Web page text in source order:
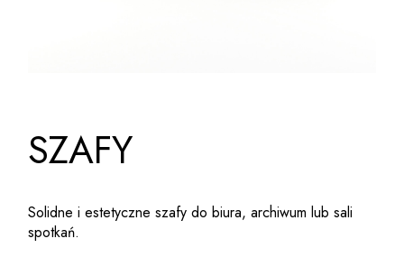
SZAFY
Solidne i estetyczne szafy do biura, archiwum lub sali
spotkań.